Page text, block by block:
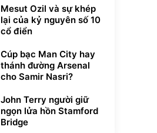
Mesut Ozil và sự khép
lại của kỷ nguyên số 10
cổ điển
Cúp bạc Man City hay
thánh đường Arsenal
cho Samir Nasri?
John Terry người giữ
ngọn lửa hồn Stamford
Bridge